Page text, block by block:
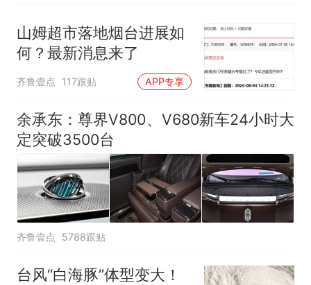
山姆超市落地烟台进展如
何？最新消息来了
齐鲁壹点 117跟贴 APP专享
余承东：尊界V800、V680新车24小时大
定突破3500台
齐鲁壹点 5788跟贴
台风“白海豚”体型变大！